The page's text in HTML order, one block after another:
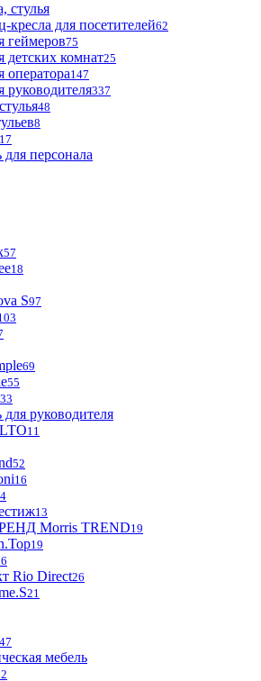
стулья
кресла для посетителей62
геймеров75
детских комнат25
оператора147
руководителя337
48
8
17
персонала
57
18
S97
69
55
33
руководителя
11
52
16
13
Morris TREND19
19
Rio Direct26
21
47
мебель